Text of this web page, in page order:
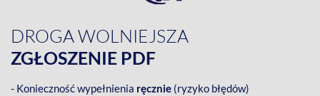
DROGA WOLNIEJSZA
ZGŁOSZENIE PDF
- Konieczność wypełnienia ręcznie (ryzyko błędów)